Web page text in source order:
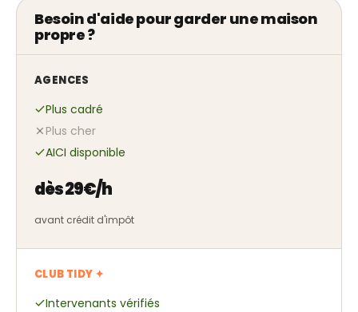
Besoin d'aide pour garder une maison
propre ?
AGENCES
Plus cadré
Plus cher
AICI disponible
dès 29€/h
avant crédit d'impôt
CLUB TIDY ✦
Intervenants vérifiés